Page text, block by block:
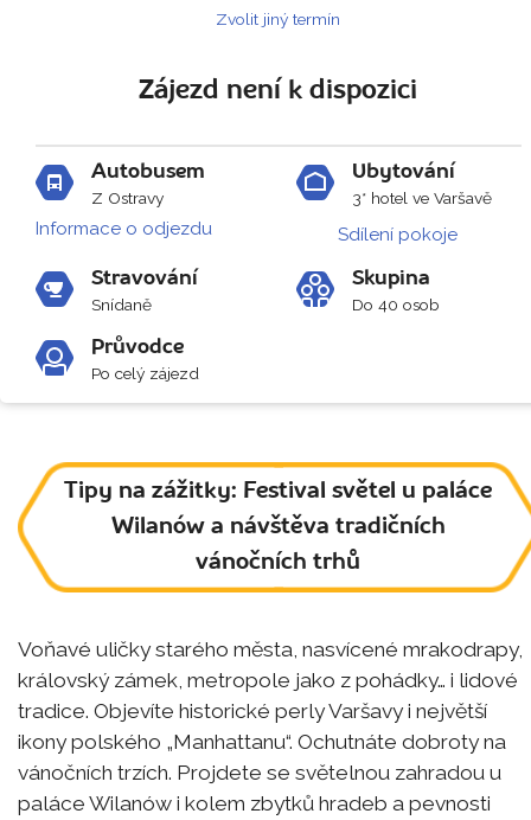
Zvolit jiný termín
Zájezd není k dispozici
Autobusem
Z Ostravy
Informace o odjezdu
Ubytování
3* hotel ve Varšavě
Sdílení pokoje
Stravování
Snídaně
Skupina
Do 40 osob
Průvodce
Po celý zájezd
Tipy na zážitky: Festival světel u paláce
Wilanów a návštěva tradičních
vánočních trhů
Voňavé uličky starého města, nasvícené mrakodrapy,
královský zámek, metropole jako z pohádky… i lidové
tradice. Objevíte historické perly Varšavy i největší
ikony polského „Manhattanu“. Ochutnáte dobroty na
vánočních trzích. Projdete se světelnou zahradou u
paláce Wilanów i kolem zbytků hradeb a pevnosti